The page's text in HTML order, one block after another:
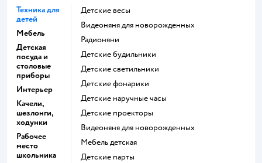
Техника для
детей
Мебель
Детская
посуда и
столовые
приборы
Интерьер
Качели,
шезлонги,
ходунки
Рабочее
место
школьника
Детские весы
Видеоняня для новорожденных
Радионяни
Детские будильники
Детские светильники
Детские фонарики
Детские наручные часы
Детские проекторы
Видеоняня для новорожденных
Мебель детская
Детские парты